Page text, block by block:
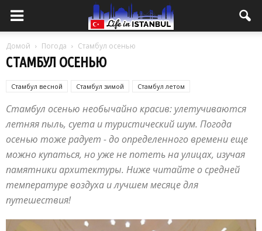
Домой Погода Стамбул осенью
СТАМБУЛ ОСЕНЬЮ
Стамбул весной Стамбул зимой
Стамбул летом
Стамбул осенью необычайно красив: улетучиваются
летняя пыль, суета и туристический шум. Погода
осенью тоже радует - до определенного времени еще
можно купаться, но уже не потеть на улицах, изучая
памятники архитектуры. Ниже читайте о средней
температуре воздуха и лучшем месяце для
путешествия!